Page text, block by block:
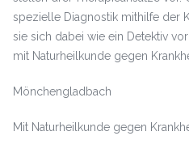
spezielle Diagnostik mithilfe der
sie sich dabei wie ein Detektiv
mit Naturheilkunde gegen
Mönchengladbach
Mit Naturheilkunde gegen